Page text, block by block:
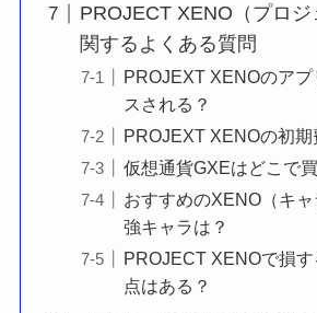
PROJECT XENO（プロ
関するよくある質問
PROJEXT XENOのア
スされる？
PROJEXT XENOの初期
仮想通貨GXEはどこで
おすすめのXENO（キ
強キャラは？
PROJECT XENOで損
点はある？